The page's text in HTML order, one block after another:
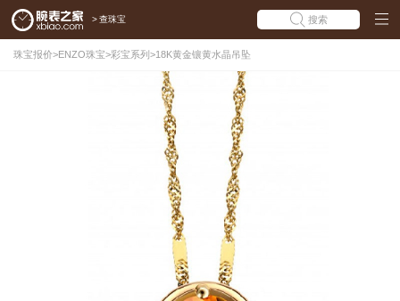
> 查珠宝 搜索
珠宝报价>ENZO珠宝>彩宝系列 >18K黄金镶黄水晶吊坠